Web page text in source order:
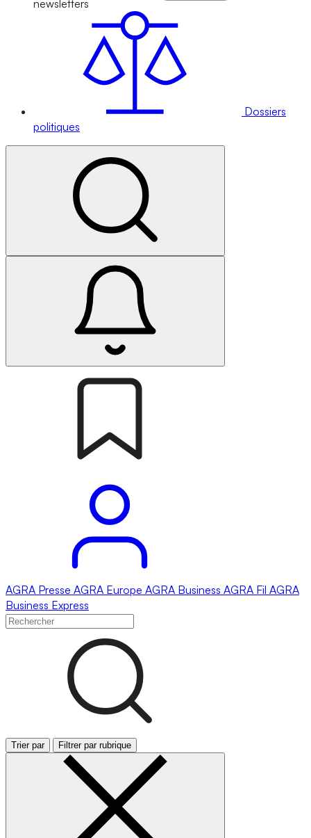
newsletters
Dossiers
politiques
AGRA Presse AGRA Europe AGRA Business AGRA Fil AGRA
Business Express
Trier par Filtrer par rubrique